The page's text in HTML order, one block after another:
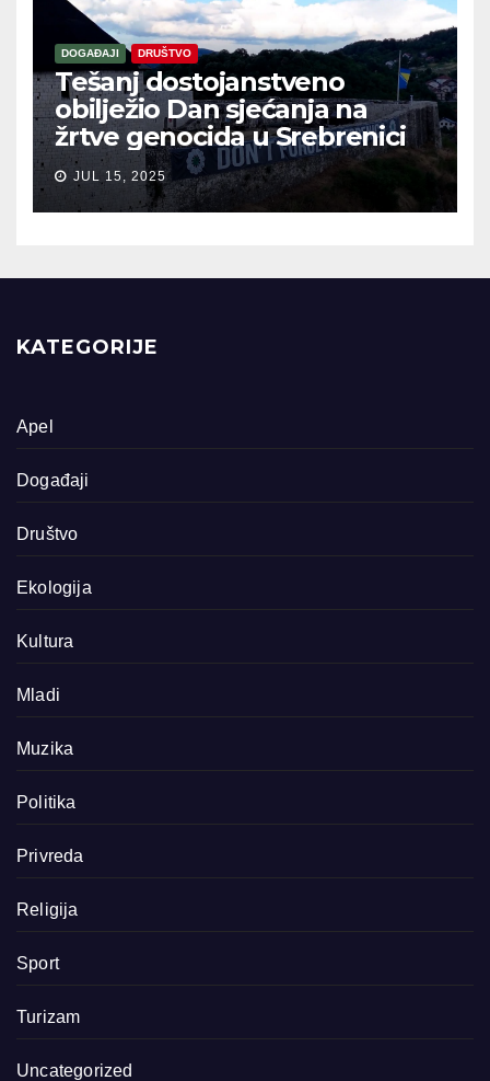
DOGAĐAJI DRUŠTVO
Tešanj dostojanstveno
obilježio Dan sjećanja na
žrtve genocida u Srebrenici
JUL 15, 2025
KATEGORIJE
Apel
Događaji
Društvo
Ekologija
Kultura
Mladi
Muzika
Politika
Privreda
Religija
Sport
Turizam
Uncategorized